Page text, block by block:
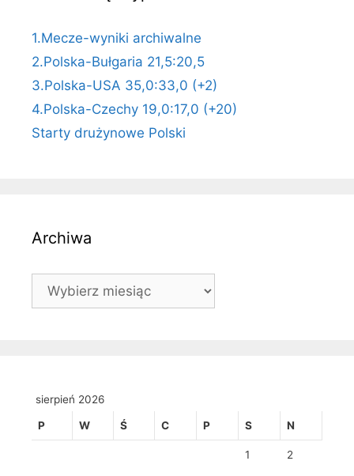
1.Mecze-wyniki archiwalne
2.Polska-Bułgaria 21,5:20,5
3.Polska-USA 35,0:33,0 (+2)
4.Polska-Czechy 19,0:17,0 (+20)
Starty drużynowe Polski
Archiwa
Archiwa
sierpień 2026
P W Ś C P S N
1 2